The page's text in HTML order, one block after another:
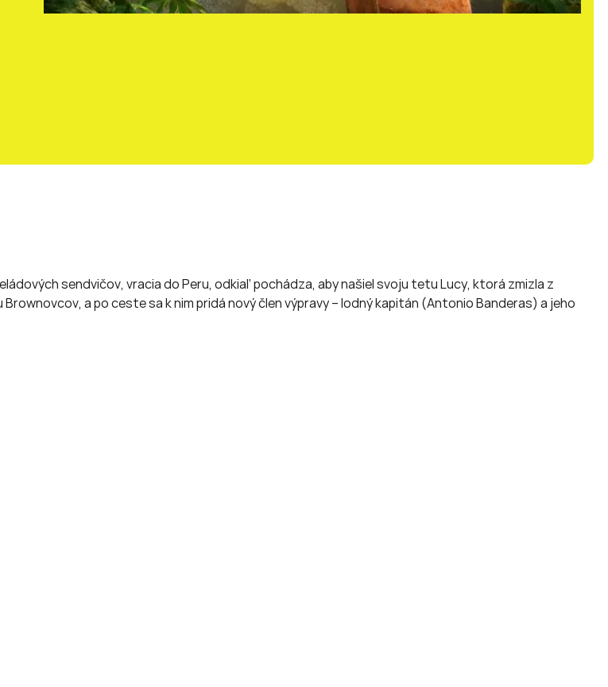
sendvičov, vracia do Peru, odkiaľ pochádza, aby našiel svoju tetu Lucy, ktorá zmizla z
a po ceste sa k nim pridá nový člen výpravy – lodný kapitán (Antonio Banderas) a jeho